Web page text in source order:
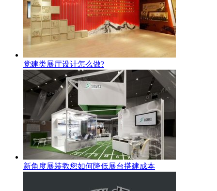
党建类展厅设计怎么做?
新角度展装教您如何降低展台搭建成本